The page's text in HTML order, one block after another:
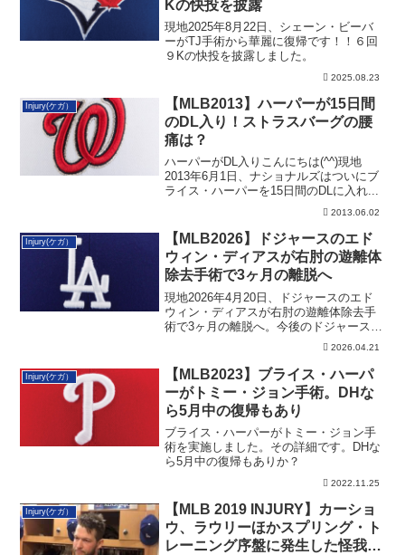
Kの快投を披露
現地2025年8月22日、シェーン・ビーバ
ーがTJ手術から華麗に復帰です！！６回
９Kの快投を披露しました。
2025.08.23
Injury(ケガ）
【MLB2013】ハーパーが15日間
のDL入り！ストラスバーグの腰
痛は？
ハーパーがDL入りこんにちは(^^)現地
2013年6月1日、ナショナルズはついにブ
ライス・ハーパーを15日間のDLに入れ...
2013.06.02
Injury(ケガ）
【MLB2026】ドジャースのエド
ウィン・ディアスが右肘の遊離体
除去手術で3ヶ月の離脱へ
現地2026年4月20日、ドジャースのエド
ウィン・ディアスが右肘の遊離体除去手
術で3ヶ月の離脱へ。今後のドジャースの
ブルペンについて記載しています。2026.04.21
Injury(ケガ）
【MLB2023】ブライス・ハーパ
ーがトミー・ジョン手術。DHな
ら5月中の復帰もあり
ブライス・ハーパーがトミー・ジョン手
術を実施しました。その詳細です。DHな
ら5月中の復帰もありか？
2022.11.25
Injury(ケガ）
【MLB 2019 INJURY】カーショ
ウ、ラウリーほかスプリング・ト
レーニング序盤に発生した怪我人